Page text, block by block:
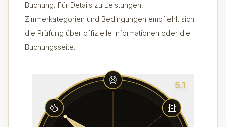
Buchung. Für Details zu Leistungen,
Zimmerkategorien und Bedingungen empfiehlt sich
die Prüfung über offizielle Informationen oder die
Buchungsseite.
5.1